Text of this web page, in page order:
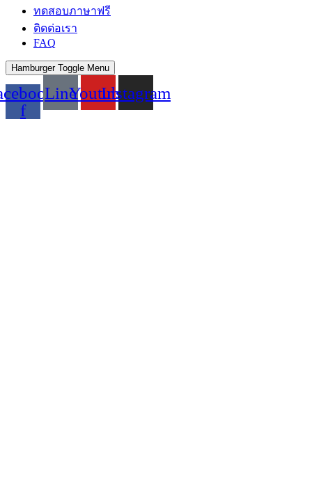
ทดสอบภาษาฟรี
ติดต่อเรา
FAQ
Hamburger Toggle Menu
f
LineYoutubeInstagram